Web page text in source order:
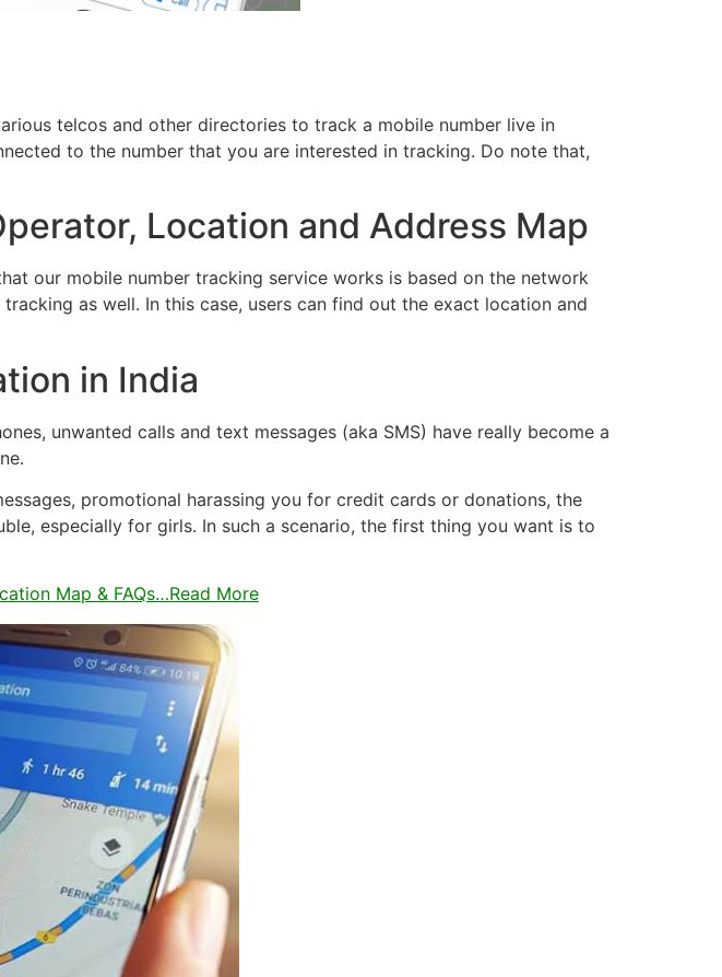
telcos and other directories to track a mobile number live in
to the number that you are interested in tracking. Do note that,
Location and Address Map
our mobile number tracking service works is based on the network
as well. In this case, users can find out the exact location and
in India
unwanted calls and text messages (aka SMS) have really become a
promotional harassing you for credit cards or donations, the
especially for girls. In such a scenario, the first thing you want is to
Map & FAQs…Read More